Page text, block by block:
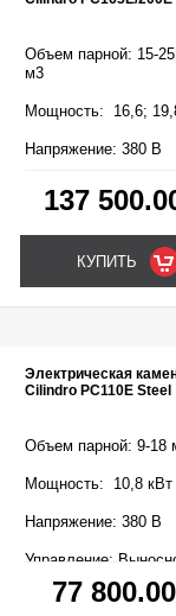
Объем парной: 15-
м3
Мощность: 16,6;
Напряжение: 380 В
137
Электрическая
Cilindro PC110E Steel
Объем парной: 9-18
Мощность: 10,8 кВт
Напряжение: 380 В
Управление:
входит в комплект)
77 800.00